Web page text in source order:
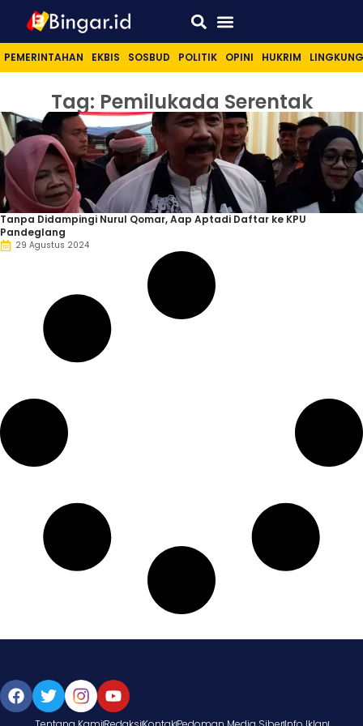
PEMERINTAHAN EKBIS SOSBUD POLITIK OPINI HUKRIM
Tag: Pemilukada Serentak
Tanpa Didampingi Nurul Qomar, Aap Aptadi Daftar ke KPU
Pandeglang
29 Agustus 2024